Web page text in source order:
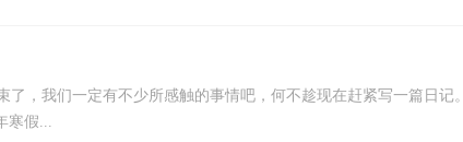
，我们一定有不少所感触的事情吧，何不趁现在赶紧写一篇日记。
寒假...